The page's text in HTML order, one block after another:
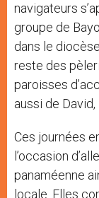
navigateurs
groupe de
dans le
reste des
paroisses
aussi de
Ces journées
l’occasion
panaméenne
locale. Elles